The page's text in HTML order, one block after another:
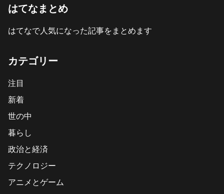
はてなまとめ
はてなで人気になった記事をまとめます
カテゴリー
注目
新着
世の中
暮らし
政治と経済
テクノロジー
アニメとゲーム